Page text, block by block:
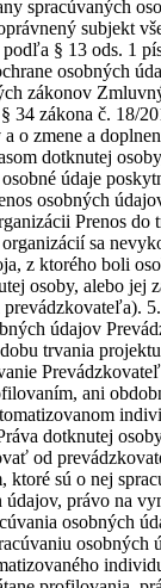
spracúvaných
subjekt
§ 13 ods. 1
osobných
zákonov
34 zákona č. 18/
o zmene a
dotknutej
údaje
osobných
Prenos do
sa
z ktorého boli
osoby, alebo jej
prevádzkovateľa).
údajov
trvania
ani
dotknutej
od
ktoré sú o nej
údajov, právo na
osobných
osobných